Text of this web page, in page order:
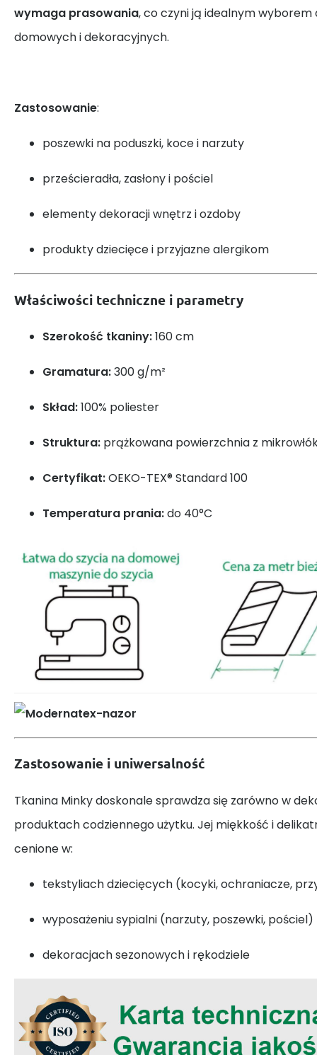
wymaga prasowania, co czyni ją idealnym wyborem
domowych i dekoracyjnych.
Zastosowanie:
poszewki na poduszki, koce i narzuty
prześcieradła, zasłony i pościel
elementy dekoracji wnętrz i ozdoby
produkty dziecięce i przyjazne alergikom
Właściwości techniczne i parametry
Szerokość tkaniny:160 cm
Gramatura:300 g/m²
Skład:100% poliester
Struktura: prążkowana powierzchnia z
Certyfikat:OEKO-TEX® Standard 100
Temperatura prania:do 40°C
Zastosowanie i uniwersalność
Tkanina Minky doskonale sprawdza się zarówno w
produktach codziennego użytku. Jej miękkość i
cenione w:
tekstyliach dziecięcych (kocyki, ochraniacze,
wyposażeniu sypialni (narzuty, poszewki, pościel)
dekoracjach sezonowych i rękodziele